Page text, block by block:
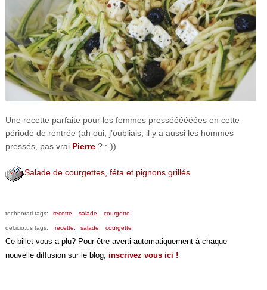
Une recette parfaite pour les femmes presséééééées en cette
période de rentrée (ah oui, j’oubliais, il y a aussi les hommes
pressés, pas vrai Pierre? :-))
Salade de courgettes, féta et pignons grillés
technorati tags: recette, salade, courgette
del.icio.us tags: recette, salade, courgette
Ce billet vous a plu? Pour être averti automatiquement à chaque
nouvelle diffusion sur le blog, inscrivez vous ici !